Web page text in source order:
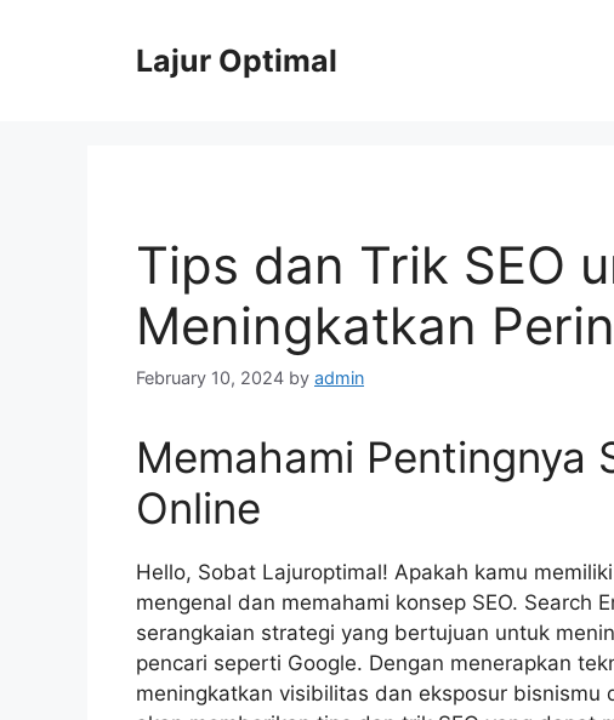
Lajur Optimal
Tips dan Trik SEO
Meningkatkan
February 10, 2024 by admin
Memahami Pentingnya
Online
Hello, Sobat Lajuroptimal! Apakah kamu
mengenal dan memahami konsep SEO. Search
serangkaian strategi yang bertujuan untuk
pencari seperti Google. Dengan menerapkan
meningkatkan visibilitas dan eksposur